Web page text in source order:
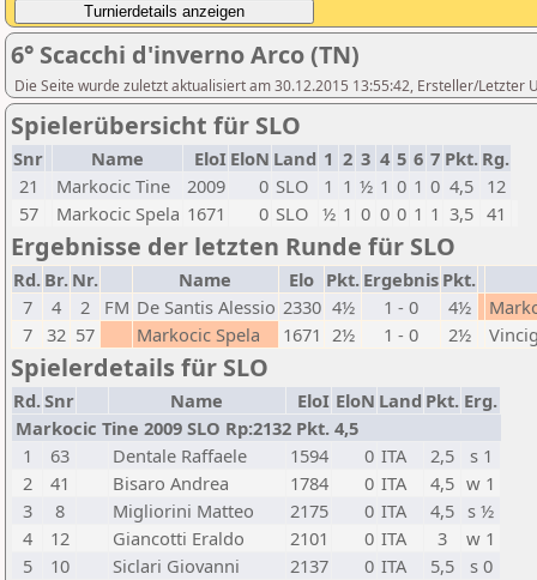
6° Scacchi d'inverno Arco (TN)
Die Seite wurde zuletzt aktualisiert am 30.12.2015 13:55:42, Ersteller/Letzter
Spielerübersicht für SLO
Snr Name EloI EloN Land 1 2 3 4 5 6 7 Pkt. Rg.
21
Markocic Tine 2009 0 SLO 1 1 ½ 1 0 1 0 4,5 12
57
Markocic Spela 1671 0 SLO ½ 1 0 0 0 1 1 3,5 41
Ergebnisse der letzten Runde für SLO
Rd. Br. Nr. Name Elo Pkt. Ergebnis Pkt.
7
4 2 FM De Santis Alessio 2330 4½ 1 - 0 4½
7
32 57 Markocic Spela 1671 2½ 1 - 0 2½
Spielerdetails für SLO
Rd.Snr Name EloI EloN Land Pkt. Erg.
Markocic Tine 2009 SLO Rp:2132 Pkt. 4,5
1
63 Dentale Raffaele 1594 0 ITA 2,5
s 1
2
41 Bisaro Andrea 1784 0 ITA 4,5 w 1
3
8 Migliorini Matteo 2175 0 ITA 4,5 s ½
4
12 Giancotti Eraldo 2101 0 ITA 3
w 1
5
10 Siclari Giovanni 2137 0 ITA 5,5
s 0